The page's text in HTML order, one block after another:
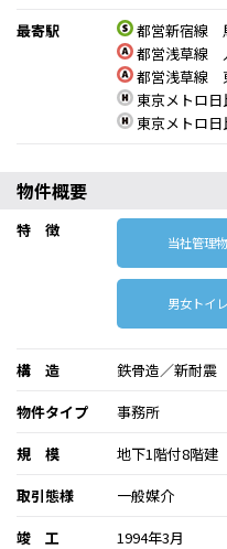
最寄駅
都営新宿線
都営浅草線
都営浅草線
東京メトロ
東京メトロ
物件概要
特 徴
当社管理
男女トイ
構 造
鉄骨造／新耐震
物件タイプ
事務所
規 模
地下1階付8階建
取引態様
一般媒介
竣 工
1994年3月